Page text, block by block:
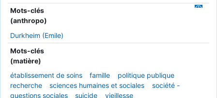
Mots-clés
(anthropo)
Durkheim (Emile)
Mots-clés
(matière)
établissement de soins
famille
politique publique
recherche
sciences humaines et sociales
société -
questions sociales
suicide vieillesse